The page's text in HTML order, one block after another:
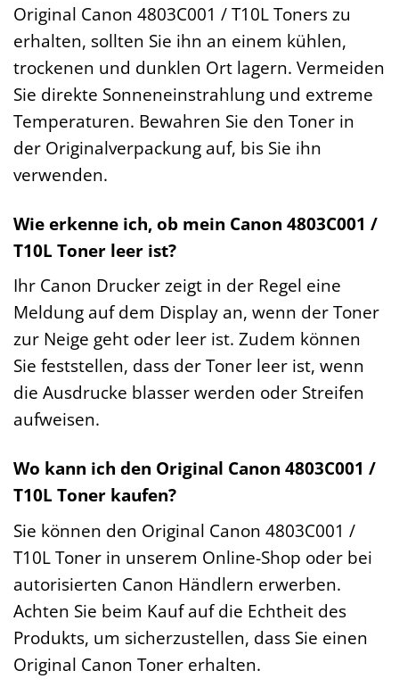
Original Canon 4803C001 / T10L Toners zu
erhalten, sollten Sie ihn an einem kühlen,
trockenen und dunklen Ort lagern. Vermeiden
Sie direkte Sonneneinstrahlung und extreme
Temperaturen. Bewahren Sie den Toner in
der Originalverpackung auf, bis Sie ihn
verwenden.
Wie erkenne ich, ob mein Canon 4803C001 /
T10L Toner leer ist?
Ihr Canon Drucker zeigt in der Regel eine
Meldung auf dem Display an, wenn der Toner
zur Neige geht oder leer ist. Zudem können
Sie feststellen, dass der Toner leer ist, wenn
die Ausdrucke blasser werden oder Streifen
aufweisen.
Wo kann ich den Original Canon 4803C001 /
T10L Toner kaufen?
Sie können den Original Canon 4803C001 /
T10L Toner in unserem Online-Shop oder bei
autorisierten Canon Händlern erwerben.
Achten Sie beim Kauf auf die Echtheit des
Produkts, um sicherzustellen, dass Sie einen
Original Canon Toner erhalten.